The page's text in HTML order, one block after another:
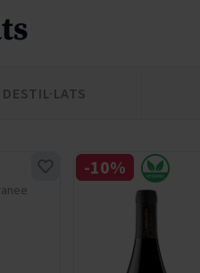
DESTIL·LATS
-10%